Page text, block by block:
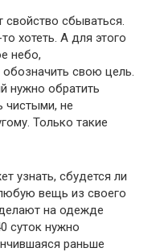
сбываться.
хотеть. А для этого
небо,
свою цель.
нужно обратить
не
Только такие
узнать, сбудется ли
вещь из своего
делают на одежде
суток нужно
раньше